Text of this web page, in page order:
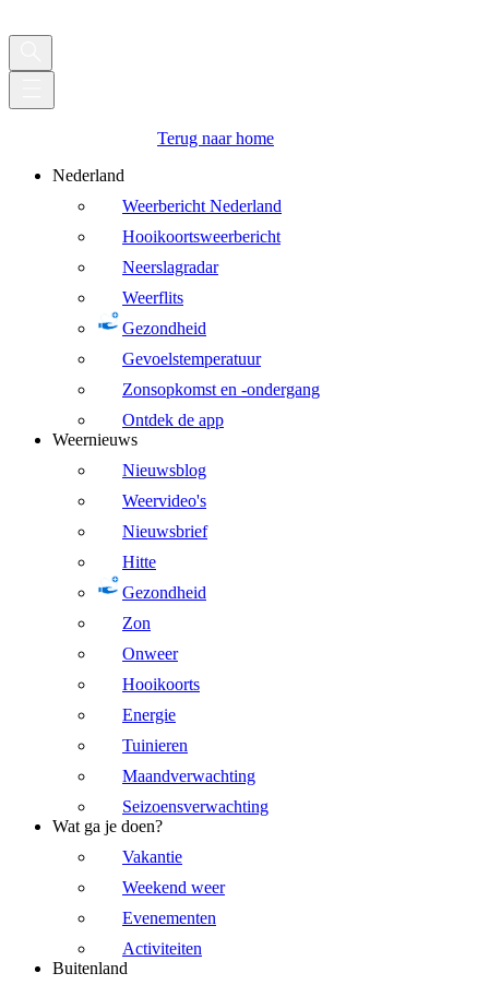
Terug naar home
Nederland
Weerbericht Nederland
Hooikoortsweerbericht
Neerslagradar
Weerflits
Gezondheid
Gevoelstemperatuur
Zonsopkomst en -ondergang
Ontdek de app
Weernieuws
Nieuwsblog
Weervideo's
Nieuwsbrief
Hitte
Gezondheid
Zon
Onweer
Hooikoorts
Energie
Tuinieren
Maandverwachting
Seizoensverwachting
Wat ga je doen?
Vakantie
Weekend weer
Evenementen
Activiteiten
Buitenland